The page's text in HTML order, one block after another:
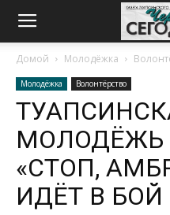
Домой Молодёжка
Молодёжка Волонтёрство
МОЛОДЁЖЬ
«СТОП,
ИДЁТ В